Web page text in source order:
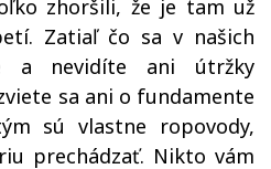
zhoršili, že je tam už
Zatiaľ čo sa v našich
a nevidíte ani útržky
sa ani o fundamente
sú vlastne ropovody,
prechádzať. Nikto vám